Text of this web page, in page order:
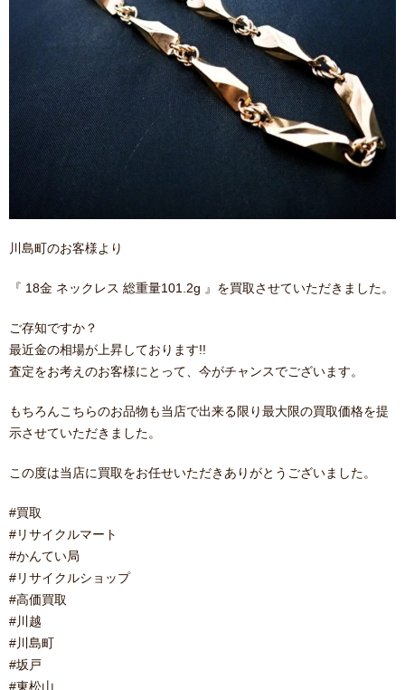
川島町のお客様より
『 18金 ネックレス 総重量101.2g 』を買取させていただきました。
ご存知ですか？
最近金の相場が上昇しております!!
査定をお考えのお客様にとって、今がチャンスでございます。
もちろんこちらのお品物も当店で出来る限り最大限の買取価格を提
示させていただきました。
この度は当店に買取をお任せいただきありがとうございました。
#買取
#リサイクルマート
#かんてい局
#リサイクルショップ
#高価買取
#川越
#川島町
#坂戸
#東松山